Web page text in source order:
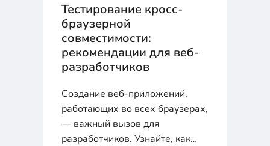
Тестирование кросс-
браузерной
совместимости:
рекомендации для веб-
разработчиков
Создание веб-приложений,
работающих во всех браузерах,
— важный вызов для
разработчиков. Узнайте, как